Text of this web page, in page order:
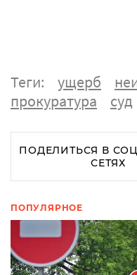
Теги: ущерб
прокуратура
суд
ПОДЕЛИТЬСЯ В
СЕТЯХ
ПОПУЛЯРНОЕ